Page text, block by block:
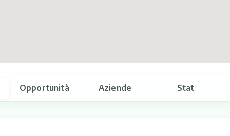
Opportunità Aziende Stat